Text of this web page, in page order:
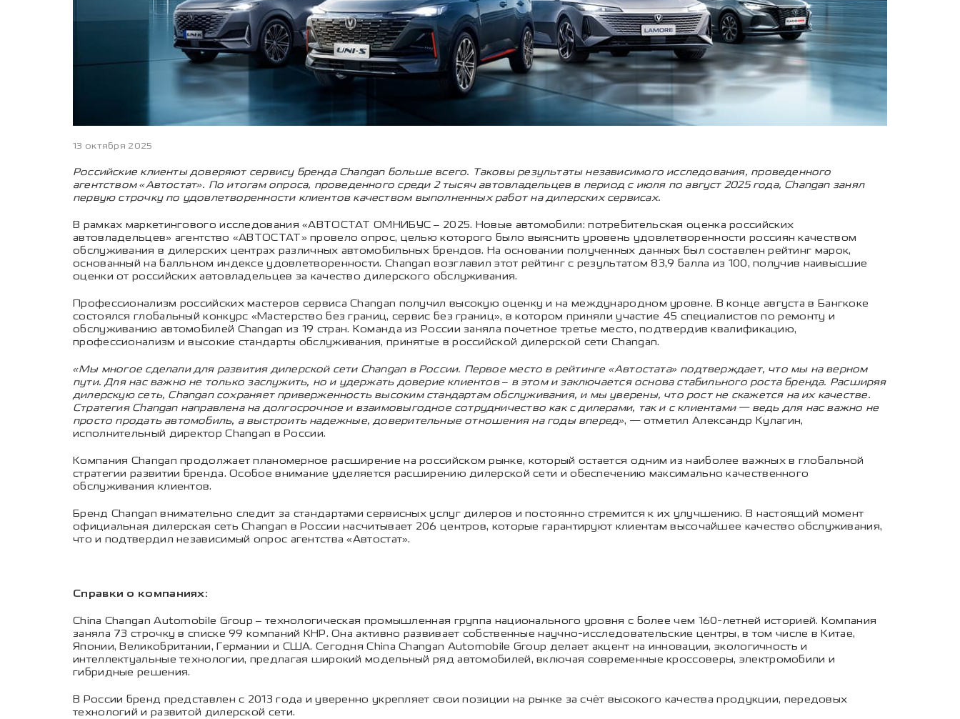
13 октября 2025
Российские клиенты доверяют сервису бренда Changan больше всего. Таковы результаты независимого исследования, проведенного
агентством «Автостат». По итогам опроса, проведенного среди 2 тысяч автовладельцев в период с июля по август 2025 года, Changan занял
первую строчку по удовлетворенности клиентов качеством выполненных работ на дилерских сервисах.
В рамках маркетингового исследования «АВТОСТАТ ОМНИБУС – 2025. Новые автомобили: потребительская оценка российских
автовладельцев» агентство «АВТОСТАТ» провело опрос, целью которого было выяснить уровень удовлетворенности россиян качеством
обслуживания в дилерских центрах различных автомобильных брендов. На основании полученных данных был составлен рейтинг марок,
основанный на балльном индексе удовлетворенности. Changan возглавил этот рейтинг с результатом 83,9 балла из 100, получив наивысшие
оценки от российских автовладельцев за качество дилерского обслуживания.
Профессионализм российских мастеров сервиса Changan получил высокую оценку и на международном уровне. В конце августа в Бангкоке
состоялся глобальный конкурс «Мастерство без границ, сервис без границ», в котором приняли участие 45 специалистов по ремонту и
обслуживанию автомобилей Changan из 19 стран. Команда из России заняла почетное третье место, подтвердив квалификацию,
профессионализм и высокие стандарты обслуживания, принятые в российской дилерской сети Changan.
«Мы многое сделали для развития дилерской сети Changan в России. Первое место в рейтинге «Автостата» подтверждает, что мы на верном
пути. Для нас важно не только заслужить, но и удержать доверие клиентов – в этом и заключается основа стабильного роста бренда. Расширяя
дилерскую сеть, Changan сохраняет приверженность высоким стандартам обслуживания, и мы уверены, что рост не скажется на их качестве.
Стратегия Changan направлена на долгосрочное и взаимовыгодное сотрудничество как с дилерами, так и с клиентами — ведь для нас важно не
просто продать автомобиль, а выстроить надежные, доверительные отношения на годы вперед», — отметил Александр Кулагин,
исполнительный директор Changan в России.
Компания Changan продолжает планомерное расширение на российском рынке, который остается одним из наиболее важных в глобальной
стратегии развитии бренда. Особое внимание уделяется расширению дилерской сети и обеспечению максимально качественного
обслуживания клиентов.
Бренд Changan внимательно следит за стандартами сервисных услуг дилеров и постоянно стремится к их улучшению. В настоящий момент
официальная дилерская сеть Changan в России насчитывает 206 центров, которые гарантируют клиентам высочайшее качество обслуживания,
что и подтвердил независимый опрос агентства «Автостат».
Справки о компаниях:
China Changan Automobile Group – технологическая промышленная группа национального уровня с более чем 160-летней историей. Компания
заняла 73 строчку в списке 99 компаний КНР. Она активно развивает собственные научно-исследовательские центры, в том числе в Китае,
Японии, Великобритании, Германии и США. Сегодня China Changan Automobile Group делает акцент на инновации, экологичность и
интеллектуальные технологии, предлагая широкий модельный ряд автомобилей, включая современные кроссоверы, электромобили и
гибридные решения.
В России бренд представлен с 2013 года и уверенно укрепляет свои позиции на рынке за счёт высокого качества продукции, передовых
технологий и развитой дилерской сети.